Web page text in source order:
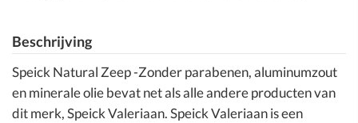
Beschrijving
Speick Natural Zeep -Zonder parabenen, aluminumzout
en minerale olie bevat net als alle andere producten van
dit merk, Speick Valeriaan. Speick Valeriaan is een